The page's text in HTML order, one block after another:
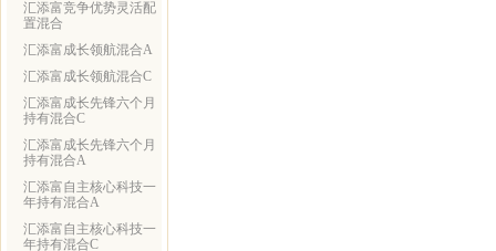
汇添富竞争优势灵活配
置混合
汇添富成长领航混合A
汇添富成长领航混合C
汇添富成长先锋六个月
持有混合C
汇添富成长先锋六个月
持有混合A
汇添富自主核心科技一
年持有混合A
汇添富自主核心科技一
年持有混合C